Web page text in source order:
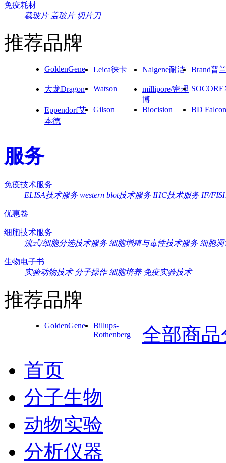
免疫耗材
载玻片 盖玻片 切片刀
推荐品牌
GoldenGene Leica徕卡 Nalgene耐洁 Brand普
大龙Dragon Watson
millipore/密理
博
Eppendorf艾
本德
Gilson Biocision BD Falcon
服务
免疫技术服务
ELISA技术服务 western blot技术服务 IHC技术服务 IF/
优惠卷
细胞技术服务
流式/细胞分选技术服务 细胞增殖与毒性技术服务 细胞
生物电子书
实验动物技术 分子操作 细胞培养 免疫实验技术
推荐品牌
GoldenGene
Billups-
Rothenberg
全部商品
首页
分子生物
动物实验
分析仪器